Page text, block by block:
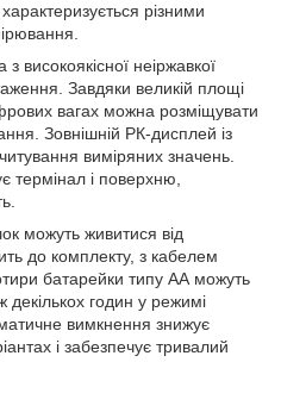
різними
високоякісної неіржавкої
Завдяки великій площі
вагах можна розміщувати
Зовнішній РК-дисплей із
виміряних значень.
термінал і поверхню,
можуть живитися від
до комплекту, з кабелем
батарейки типу АА можуть
годин у режимі
вимкнення знижує
і забезпечує тривалий